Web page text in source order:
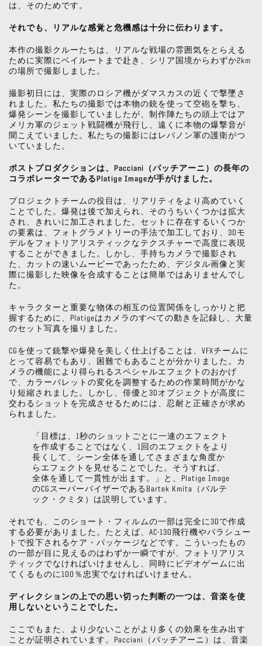
は、そのためです。
それでも、リアルな感覚と危機感は十分に伝わります。
本作の撮影クルーたちは、リアルな戦場の雰囲気をとらえる
ために実際にベイルートまで赴き、シリア国境からわずか2km
の場所で撮影しました。
撮影初日には、実際のロシア機がダマスカスの近くで撃墜さ
れました。私たちの撮影では本物の銃を使って空砲を撃ち、
爆発シーンを撮影していましたが、制作陣たちの頭上ではア
メリカ軍のジェット戦闘機が飛行し、遠くに本物の爆撃音が
聞こえていました。私たちの撮影にはレバノン軍の護衛がつ
いていました。
ポストプロダクションは、Pacciani（パッチアーニ）の長年の
コラボレーターであるPlatige Imageが手がけました。
プロジェクトチームの役目は、リアリティをより高めていく
ことでした。爆発は後で加えられ、そのうちいくつかは拡大
され、きれいに加工されました。セットに存在するいくつか
の要素は、フォトグラメトリーの手法で加工しており、3Dモ
デルをフォトリアリスティックなテクスチャーで高度に表現
することができました。しかし、手持ちカメラで撮影され
た、カットの速いムービーであったため、デジタル画像と実
際に撮影した映像を合成することは簡単ではありませんでし
た。
キャラクターと重要な物体の相互の位置関係をしっかりと把
握するために、Platigeはカメラのすべての動きを記録し、大量
のセット写真を撮りました。
CGを使って銃撃や爆発を美しく仕上げることは、VFXチームに
とって容易でもあり、困難でもあることが分かりました。カ
メラの機能により得られるスペシャルエフェクトのおかげ
で、カラーパレットの変化を調整するための作業時間がかな
り短縮されました。しかし、俳優と3Dオブジェクトが高度に
交わるショットを完成させるためには、忍耐と正確さが求め
られました。
「目標は、1秒のショットごとに一連のエフェクト
を作成することではなく、1回のエフェクトをより
長くして、シーン全体を通してさまざまな角度か
らエフェクトを見せることでした。そうすれば、
全体を通して一貫性が出ます。」と、Platige Image
のCGスーパーバイザーであるBartek Kmita（バルテ
ック・クミタ）は説明しています。
それでも、このショート・フィルムの一部は完全に3Dで作成
する必要がありました。たとえば、AC-130飛行機やパラシュー
トで投下されるケア・パッケージなどです。こういったもの
の一部が目に見えるのはわずか一瞬ですが、フォトリアリス
ティックでなければいけませんし、同時にビデオゲームに出
てくるものに100％忠実でなければいけません。
ディレクションの上での思い切った判断の一つは、音楽を使
用しないということでした。
ここでもまた、より少ないことがより多くの効果を生み出す
ことが証明されています。Pacciani（パッチアーニ）は、音楽